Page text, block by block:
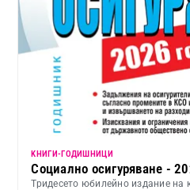
KНИГИ-ГОДИШНИЦИ
Социално осигуряване -
Тридесето юбилейно издание на